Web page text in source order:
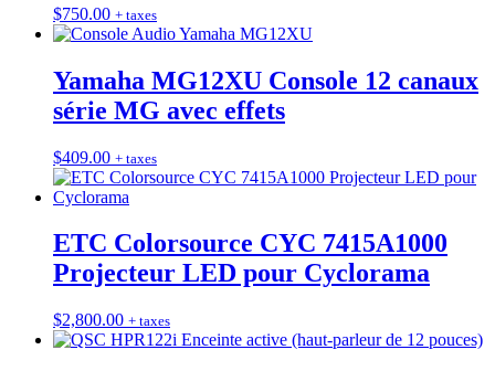
$750.00 + taxes
Yamaha MG12XU Console 12 canaux
série MG avec effets
$409.00 + taxes
ETC Colorsource CYC 7415A1000
Projecteur LED pour Cyclorama
$2,800.00 + taxes